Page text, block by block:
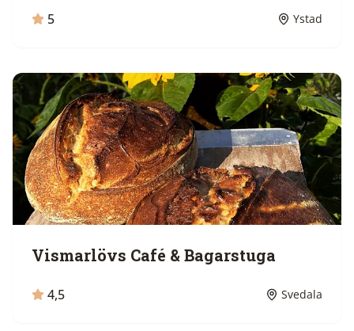
5 Ystad
Vismarlövs Café & Bagarstuga
4,5 Svedala